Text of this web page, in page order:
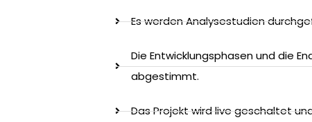
Es werden Analysestudien
Die Entwicklungsphasen und die
abgestimmt.
Das Projekt wird live geschaltet